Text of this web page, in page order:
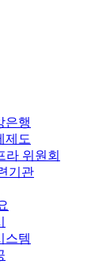
은행
제도
라 위원회
기관
스템